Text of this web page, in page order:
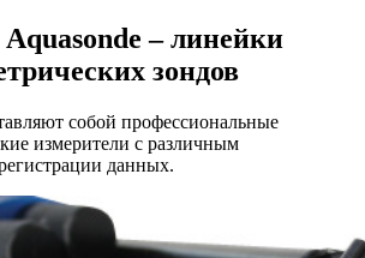
– линейки
зондов
собой профессиональные
измерители с различным
данных.